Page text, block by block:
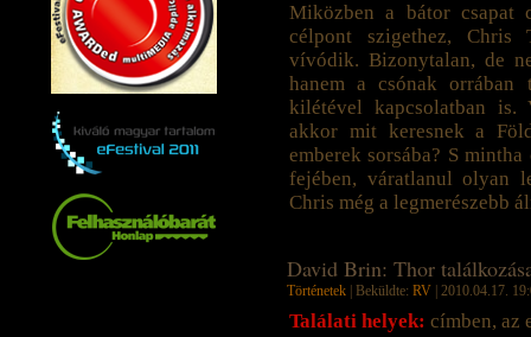
Miközben a bátor csapat
célpont szigethez, Chris
vívódik. Bizonytalan, de
hanem a csónak orrában
kilétével kapcsolatban is.
akkor mit keresnek a
emberek sorsába? S
fejében, váratlanul olyan
Chris még a legmerészebb
David Brin: Thor
Történetek | Beküldte: RV | 2010.04.17.
Találati helyek: címben, az